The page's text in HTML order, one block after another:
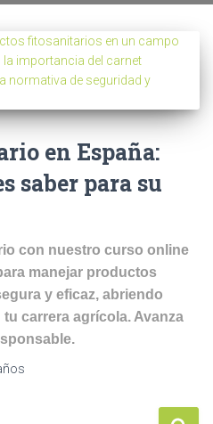
en España:
saber para su
con nuestro curso online
manejar productos
y eficaz, abriendo
carrera agrícola. Avanza